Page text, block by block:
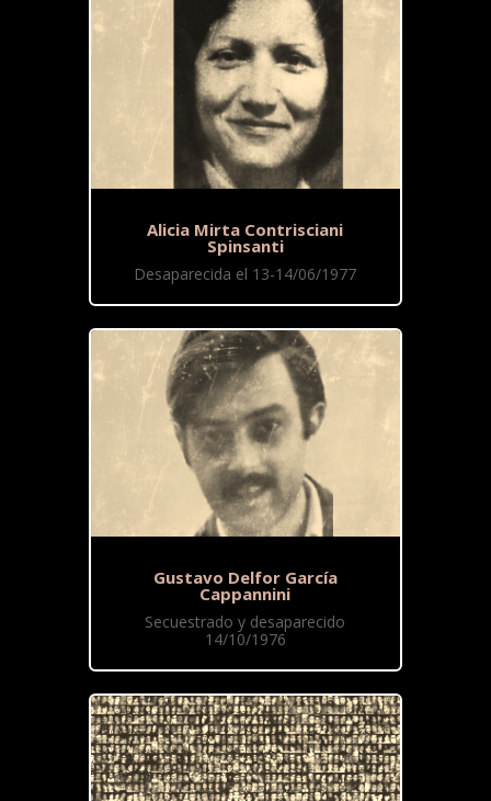
Alicia Mirta Contrisciani
Spinsanti
Desaparecida el 13-14/06/1977
Gustavo Delfor García
Cappannini
Secuestrado y desaparecido
14/10/1976